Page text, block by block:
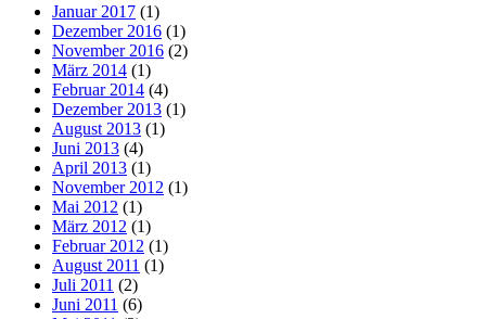
Januar 2017 (1)
Dezember 2016 (1)
November 2016 (2)
März 2014 (1)
Februar 2014 (4)
Dezember 2013 (1)
August 2013 (1)
Juni 2013 (4)
April 2013 (1)
November 2012 (1)
Mai 2012 (1)
März 2012 (1)
Februar 2012 (1)
August 2011 (1)
Juli 2011 (2)
Juni 2011 (6)